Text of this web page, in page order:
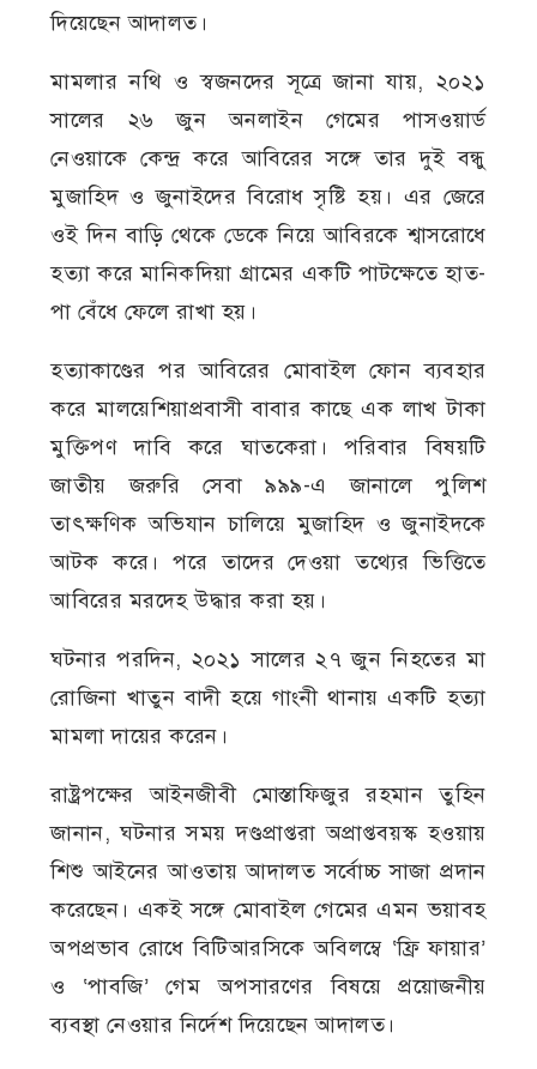
দিয়েছেন আদালত।
মামলার নথি ও স্বজনদের সূত্রে জানা যায়, ২০২১
সালের ২৬ জুন অনলাইন গেমের পাসওয়ার্ড
নেওয়াকে কেন্দ্র করে আবিরের সঙ্গে তার দুই বন্ধু
মুজাহিদ ও জুনাইদের বিরোধ সৃষ্টি হয়। এর জেরে
ওই দিন বাড়ি থেকে ডেকে নিয়ে আবিরকে শ্বাসরোধে
হত্যা করে মানিকদিয়া গ্রামের একটি পাটক্ষেতে হাত-
পা বেঁধে ফেলে রাখা হয়।
হত্যাকাণ্ডের পর আবিরের মোবাইল ফোন ব্যবহার
করে মালয়েশিয়াপ্রবাসী বাবার কাছে এক লাখ টাকা
মুক্তিপণ দাবি করে ঘাতকেরা। পরিবার বিষয়টি
জাতীয় জরুরি সেবা ৯৯৯-এ জানালে পুলিশ
তাৎক্ষণিক অভিযান চালিয়ে মুজাহিদ ও জুনাইদকে
আটক করে। পরে তাদের দেওয়া তথ্যের ভিত্তিতে
আবিরের মরদেহ উদ্ধার করা হয়।
ঘটনার পরদিন, ২০২১ সালের ২৭ জুন নিহতের মা
রোজিনা খাতুন বাদী হয়ে গাংনী থানায় একটি হত্যা
মামলা দায়ের করেন।
রাষ্ট্রপক্ষের আইনজীবী মোস্তাফিজুর রহমান তুহিন
জানান, ঘটনার সময় দণ্ডপ্রাপ্তরা অপ্রাপ্তবয়স্ক হওয়ায়
শিশু আইনের আওতায় আদালত সর্বোচ্চ সাজা প্রদান
করেছেন। একই সঙ্গে মোবাইল গেমের এমন ভয়াবহ
অপপ্রভাব রোধে বিটিআরসিকে অবিলম্বে ‘ফ্রি ফায়ার’
ও ‘পাবজি’ গেম অপসারণের বিষয়ে প্রয়োজনীয়
ব্যবস্থা নেওয়ার নির্দেশ দিয়েছেন আদালত।